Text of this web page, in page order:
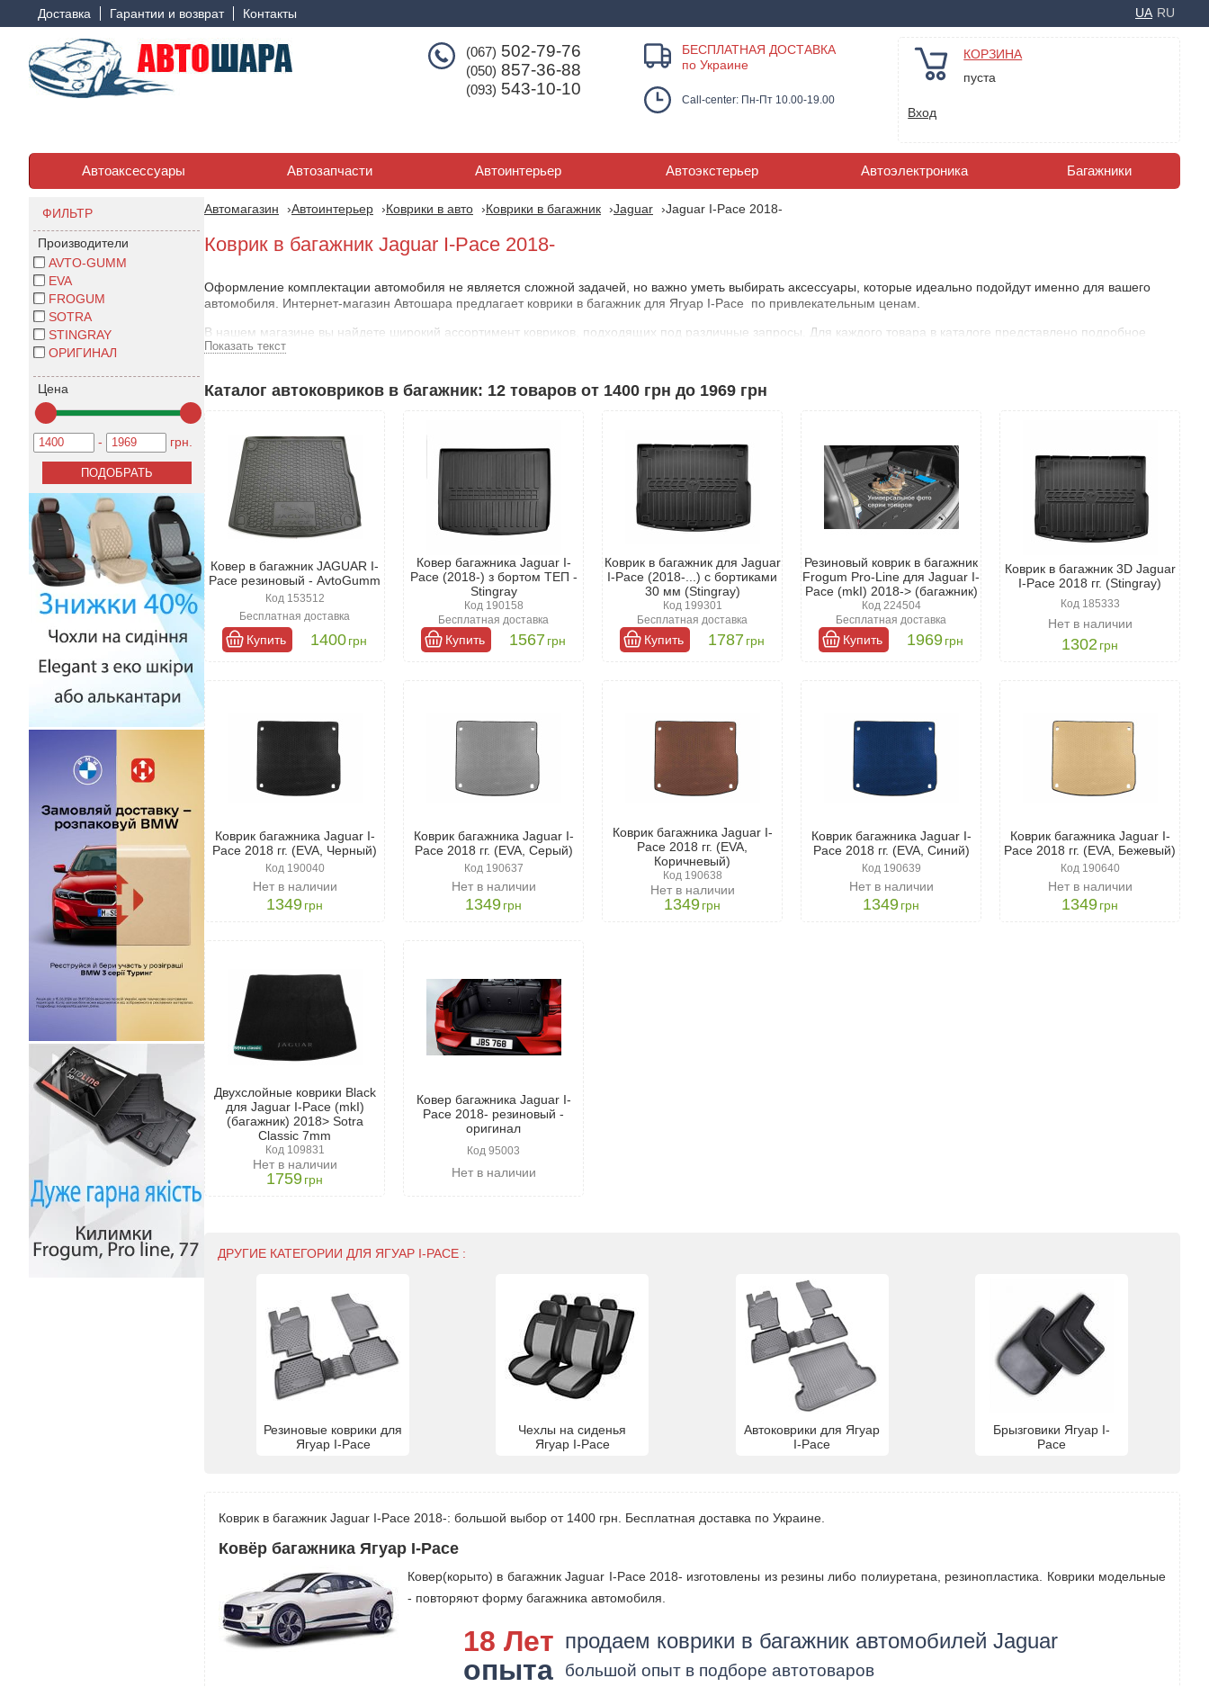
Доставка Гарантии и возврат Контакты UA RU
(067) 502-79-76
(050) 857-36-88
(093) 543-10-10
БЕСПЛАТНАЯ ДОСТАВКА
по Украине
Call-center: Пн-Пт 10.00-19.00
КОРЗИНА
пуста
Вход
Автоаксессуары Автозапчасти Автоинтерьер Автоэкстерьер Автоэлектроника Багажники
ФИЛЬТР
Производители
AVTO-GUMM
EVA
FROGUM
SOTRA
STINGRAY
ОРИГИНАЛ
Цена
- грн.
Автомагазин Автоинтерьер Коврики в авто Коврики в багажник Jaguar Jaguar I-Pace 2018-
Коврик в багажник Jaguar I-Pace 2018-
Оформление комплектации автомобиля не является сложной задачей, но важно уметь выбирать аксессуары, которые идеально подойдут именно для вашего
автомобиля. Интернет-магазин Автошара предлагает коврики в багажник для Ягуар I-Pace по привлекательным ценам.
В нашем магазине вы найдете широкий ассортимент ковриков, подходящих под различные запросы. Для каждого товара в каталоге представлено подробное
описание, которое поможет вам сделать правильный выбор.
Соответствие габаритов. Коврик для багажника Ягуар I-Pace должен точно подходить по размеру. Особенно полезны коврики с высокими бортиками, которые
помогут удерживать грязь и воду, предотвращая загрязнение.
Качество товара. Чтобы коврик служил долго, стоит обратить внимание на материал его изготовления. В нашем каталоге вы найдете пластиковые,
полиуретановые и резиновые коврики, каждый из которых отличается отличным качеством и долговечностью.
Дизайн аксессуара. Наряду с функциональностью, стоит учитывать внешний вид коврика. Эстетичный коврик для Ягуар I-Pace дополнит интерьер багажного
Показать текст
Каталог автоковриков в багажник: 12 товаров от 1400 грн до 1969 грн
Ковер в багажник JAGUAR I-
Pace резиновый - AvtoGumm
Код 153512
Бесплатная доставка
Купить 1400 грн
Ковер багажника Jaguar I-
Pace (2018-) з бортом ТЕП -
Stingray
Код 190158
Бесплатная доставка
Купить 1567 грн
Коврик в багажник для Jaguar
I-Pace (2018-...) с бортиками
30 мм (Stingray)
Код 199301
Бесплатная доставка
Купить 1787 грн
Резиновый коврик в багажник
Frogum Pro-Line для Jaguar I-
Pace (mkI) 2018-> (багажник)
Код 224504
Бесплатная доставка
Купить 1969 грн
Коврик в багажник 3D Jaguar
I-Pace 2018 гг. (Stingray)
Код 185333
Нет в наличии
1302грн
Коврик багажника Jaguar I-
Pace 2018 гг. (EVA, Черный)
Код 190040
Нет в наличии
1349грн
Коврик багажника Jaguar I-
Pace 2018 гг. (EVA, Серый)
Код 190637
Нет в наличии
1349грн
Коврик багажника Jaguar I-
Pace 2018 гг. (EVA,
Коричневый)
Код 190638
Нет в наличии
1349грн
Коврик багажника Jaguar I-
Pace 2018 гг. (EVA, Синий)
Код 190639
Нет в наличии
1349грн
Коврик багажника Jaguar I-
Pace 2018 гг. (EVA, Бежевый)
Код 190640
Нет в наличии
1349грн
Двухслойные коврики Black
для Jaguar I-Pace (mkI)
(багажник) 2018> Sotra
Classic 7mm
Код 109831
Нет в наличии
1759грн
Ковер багажника Jaguar I-
Pace 2018- резиновый -
оригинал
Код 95003
Нет в наличии
ДРУГИЕ КАТЕГОРИИ ДЛЯ ЯГУАР I-PACE :
Резиновые коврики для
Ягуар I-Pace
Чехлы на сиденья
Ягуар I-Pace
Автоковрики для Ягуар
I-Pace
Брызговики Ягуар I-
Pace
Коврик в багажник Jaguar I-Pace 2018-: большой выбор от 1400 грн. Бесплатная доставка по Украине.
Ковёр багажника Ягуар I-Pace
Ковер(корыто) в багажник Jaguar I-Pace 2018- изготовлены из резины либо полиуретана, резинопластика. Коврики модельные
- повторяют форму багажника автомобиля.
18 Лет продаем коврики в багажник автомобилей Jaguar
опыта большой опыт в подборе автотоваров